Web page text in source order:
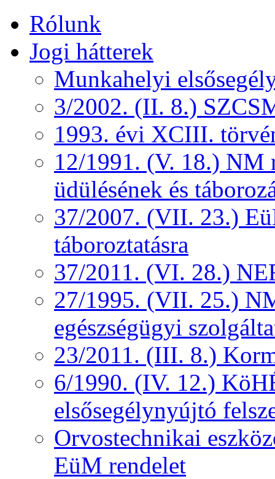
Rólunk
Jogi hátterek
Munkahelyi
3/2002. (II. 8.)
1993. évi XCIII.
12/1991. (V. 18.) NM
üdülésének és
37/2007. (VII. 23.)
táboroztatásra
37/2011. (VI. 28.)
27/1995. (VII. 25.)
egészségügyi
23/2011. (III. 8.)
6/1990. (IV. 12.)
elsősegélynyújtó
Orvostechnikai
EüM rendelet